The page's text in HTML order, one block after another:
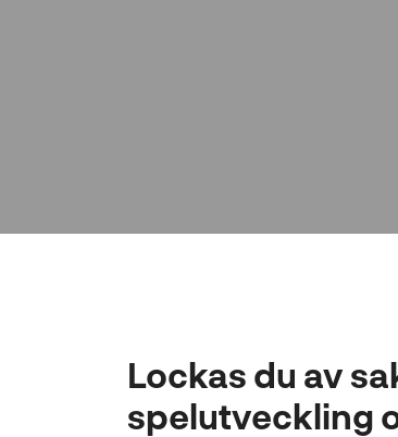
Lockas du av
spelutveckling